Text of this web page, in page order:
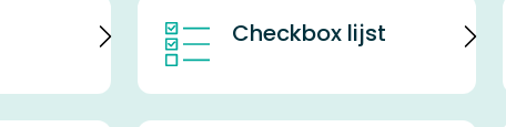
Checkbox lijst